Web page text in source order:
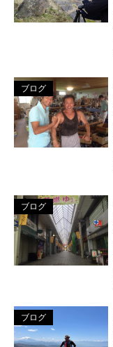
ブログ
ブログ
ブログ